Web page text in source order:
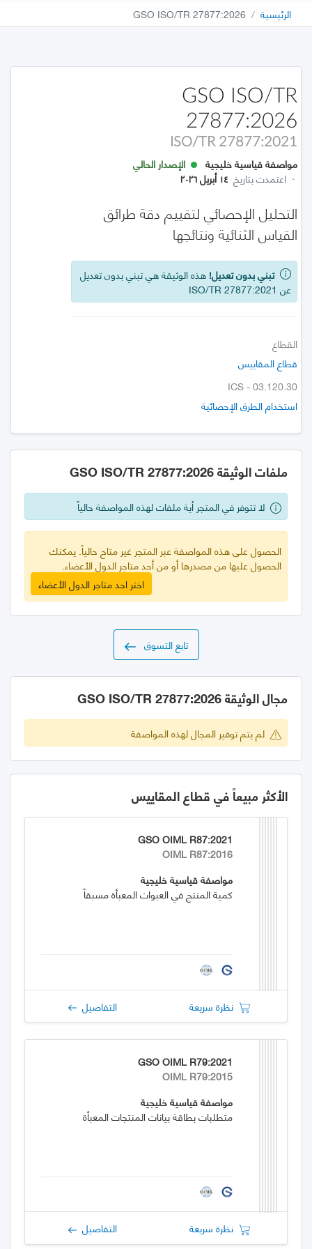
الرئيسية GSO ISO/TR 27877:2026
GSO ISO/TR
27877:2026
ISO/TR 27877:2021
مواصفة قياسية خليجية
الإصدار الحالي
· اعتمدت بتاريخ ١٤ أبريل ٢٠٢٦
التحليل الإحصائي لتقييم دقة طرائق
القياس الثنائية ونتائجها
تبني بدون تعديل! هذه الوثيقة هي تبني بدون تعديل
عن ISO/TR 27877:2021
القطاع
قطاع المقاييس
ICS - 03.120.30
استخدام الطرق الإحصائية
ملفات الوثيقة GSO ISO/TR 27877:2026
لا تتوفر في المتجر أية ملفات لهذه المواصفة حالياً
الحصول على هذه المواصفة عبر المتجر غير متاح حالياً. يمكنك
الحصول عليها من مصدرها أو من أحد متاجر الدول الأعضاء.
اختر احد متاجر الدول الأعضاء
تابع التسوق
مجال الوثيقة GSO ISO/TR 27877:2026
لم يتم توفير المجال لهذه المواصفة
الأكثر مبيعاً في قطاع المقاييس
GSO OIML R87:2021
OIML R87:2016
مواصفة قياسية خليجية
كمية المنتج في العبوات المعبأة مسبقاً
نظرة سريعة التفاصيل
GSO OIML R79:2021
OIML R79:2015
مواصفة قياسية خليجية
متطلبات بطاقة بيانات المنتجات المعبأة
نظرة سريعة التفاصيل